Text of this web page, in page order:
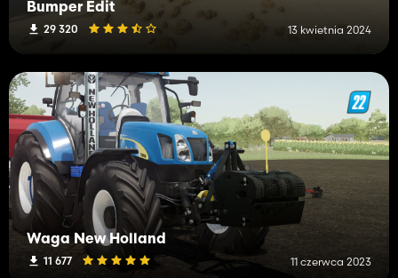
Bumper Edit
29 320 13 kwietnia 2024
Waga New Holland
11 677 11 czerwca 2023